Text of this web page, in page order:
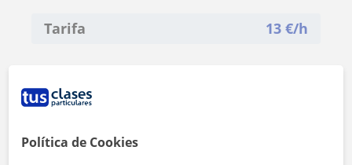
Tarifa 13 €/h
Política de Cookies